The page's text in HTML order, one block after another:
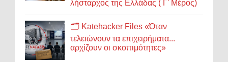
λήσταρχος της Ελλάδας ( Γ' Μέρος)
🗂️ Katehacker Files «Όταν
τελειώνουν τα επιχειρήματα...
αρχίζουν οι σκοπιμότητες»